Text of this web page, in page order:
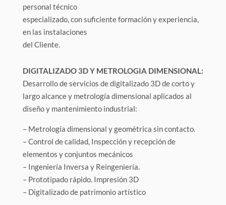
personal técnico
especializado, con suficiente formación y experiencia,
en las instalaciones
del Cliente.
DIGITALIZADO 3D Y METROLOGIA DIMENSIONAL:
Desarrollo de servicios de digitalizado 3D de corto y
largo alcance y metrología dimensional aplicados al
diseño y mantenimiento industrial:
– Metrología dimensional y geométrica sin contacto.
– Control de calidad, Inspección y recepción de
elementos y conjuntos mecánicos
– Ingeniería Inversa y Reingeniería.
– Prototipado rápido. Impresión 3D
– Digitalizado de patrimonio artístico